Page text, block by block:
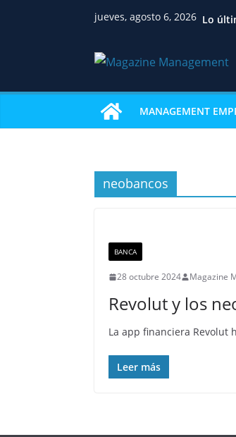
jueves, agosto 6, 2026 Lo
MANAGEMENT
neobancos
BANCA
28 octubre 2024 Magazine
Revolut y los
La app financiera Revolut
Leer más